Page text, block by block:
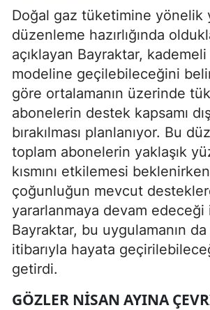
Doğal gaz tüketimine yönelik
düzenleme hazırlığında
açıklayan Bayraktar,
modeline geçilebileceğini
göre ortalamanın üzerinde
abonelerin destek kapsamı
bırakılması planlanıyor. Bu
toplam abonelerin yaklaşık
kısmını etkilemesi
çoğunluğun mevcut
yararlanmaya devam edeceği
Bayraktar, bu uygulamanın da
itibarıyla hayata
getirdi.
GÖZLER NISAN AYINA